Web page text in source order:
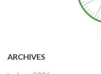
ARCHIVES